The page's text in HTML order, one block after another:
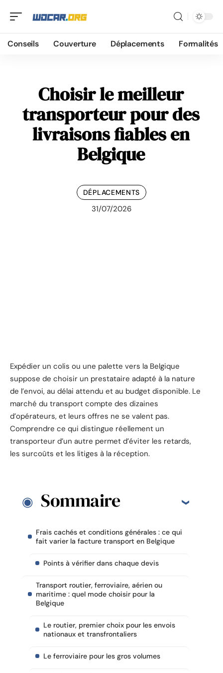
Conseils Couverture Déplacements Formalités
Choisir le meilleur
transporteur pour des
livraisons fiables en
Belgique
DÉPLACEMENTS
31/07/2026
Expédier un colis ou une palette vers la Belgique
suppose de choisir un prestataire adapté à la nature
de l’envoi, au délai attendu et au budget disponible. Le
marché du transport compte des dizaines
d’opérateurs, et leurs offres ne se valent pas.
Comprendre ce qui distingue réellement un
transporteur d’un autre permet d’éviter les retards,
les surcoûts et les litiges à la réception.
Sommaire
Frais cachés et conditions générales : ce qui
fait varier la facture transport en Belgique
Points à vérifier dans chaque devis
Transport routier, ferroviaire, aérien ou
maritime : quel mode choisir pour la
Belgique
Le routier, premier choix pour les envois
nationaux et transfrontaliers
Le ferroviaire pour les gros volumes